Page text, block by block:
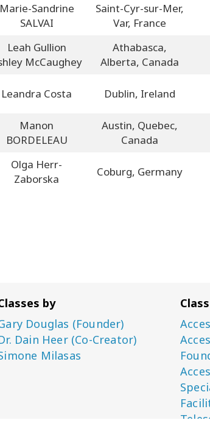
Marie-Sandrine
SALVAI
Saint-Cyr-sur-Mer,
Var, France
Leah Gullion
McCaughey
Athabasca,
Alberta, Canada
Leandra Costa Dublin, Ireland
Manon
BORDELEAU
Austin, Quebec,
Canada
Olga Herr-
Zaborska
Coburg, Germany
by
Douglas (Founder)
Dain Heer (Co-Creator)
Milasas